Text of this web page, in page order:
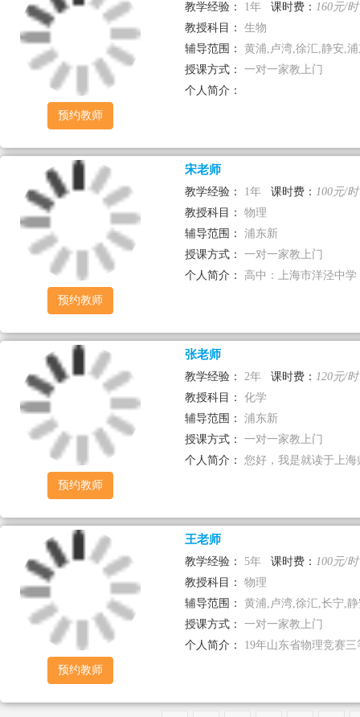
预约教师
教学经验： 1年 课时费： 160元/时
教授科目：
生物
辅导范围：
黄浦,卢湾,徐汇,静安,
授课方式：
一对一家教上门
个人简介：
预约教师
宋老师
教学经验： 1年 课时费： 100元/时
教授科目：
物理
辅导范围：
浦东新
授课方式：
一对一家教上门
个人简介：
高中：上海市洋泾中
预约教师
张老师
教学经验： 2年 课时费： 120元/时
教授科目：
化学
辅导范围：
浦东新
授课方式：
一对一家教上门
个人简介：
您好，我是就读于上
预约教师
王老师
教学经验： 5年 课时费： 100元/时
教授科目：
物理
辅导范围：
黄浦,卢湾,徐汇,长宁,
授课方式：
一对一家教上门
个人简介：
19年山东省物理竞赛